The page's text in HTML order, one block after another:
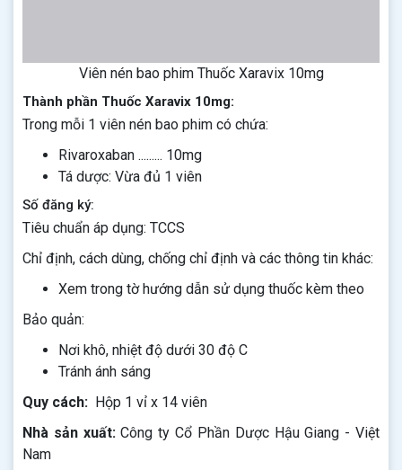
Viên nén bao phim Thuốc Xaravix 10mg
Thành phần Thuốc Xaravix 10mg:
Trong mỗi 1 viên nén bao phim có chứa:
Rivaroxaban ......... 10mg
Tá dược: Vừa đủ 1 viên
Số đăng ký:
Tiêu chuẩn áp dụng: TCCS
Chỉ định, cách dùng, chống chỉ định và các thông tin khác:
Xem trong tờ hướng dẫn sử dụng thuốc kèm theo
Bảo quản:
Nơi khô, nhiệt độ dưới 30 độ C
Tránh ánh sáng
Quy cách: Hộp 1 vỉ x 14 viên
Nhà sản xuất:Công ty Cổ Phần Dược Hậu Giang - Việt
Nam